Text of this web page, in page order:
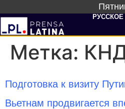
Метка:
Подготовка к визиту
Вьетнам продвигается